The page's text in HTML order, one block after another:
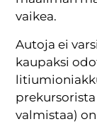
vaikea.
Autoja ei
kaupaksi
valmistaa)